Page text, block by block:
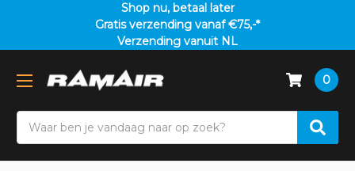
Shop nu, betaal later
Gratis verzending vanaf €75,-*
Verzending vanuit NL
0